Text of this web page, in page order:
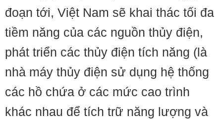
đoạn tới, Việt Nam sẽ khai thác tối đa
tiềm năng của các nguồn thủy điện,
phát triển các thủy điện tích năng (là
nhà máy thủy điện sử dụng hệ thống
các hồ chứa ở các mức cao trình
khác nhau để tích trữ năng lượng và